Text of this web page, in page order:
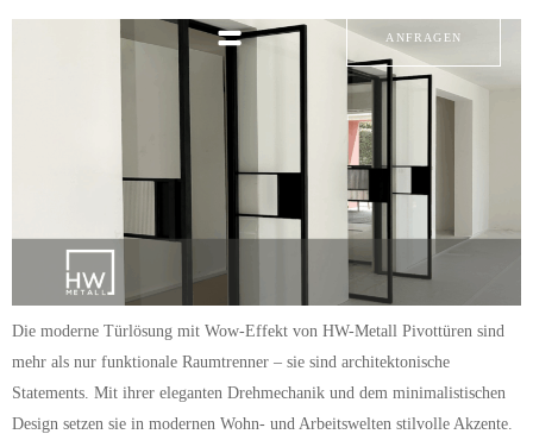
ANFRAGEN
Die moderne Türlösung mit Wow-Effekt von HW-Metall Pivottüren sind
mehr als nur funktionale Raumtrenner – sie sind architektonische
Statements. Mit ihrer eleganten Drehmechanik und dem minimalistischen
Design setzen sie in modernen Wohn- und Arbeitswelten stilvolle Akzente.